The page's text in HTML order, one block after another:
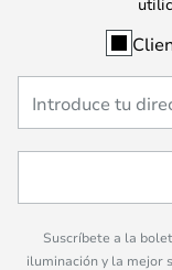
Suscríbete a la
iluminación y la mejor